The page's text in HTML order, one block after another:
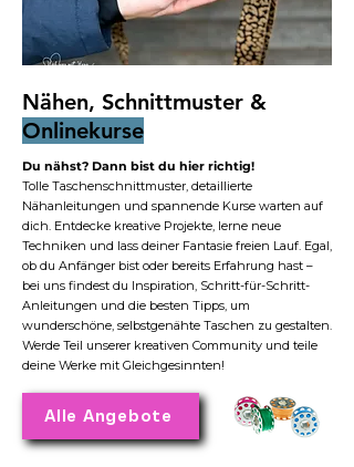
Nähen, Schnittmuster &
Onlinekurse
Du nähst? Dann bist du hier richtig!
Tolle Taschenschnittmuster, detaillierte
Nähanleitungen und spannende Kurse warten auf
dich. Entdecke kreative Projekte, lerne neue
Techniken und lass deiner Fantasie freien Lauf. Egal,
ob du Anfänger bist oder bereits Erfahrung hast –
bei uns findest du Inspiration, Schritt-für-Schritt-
Anleitungen und die besten Tipps, um
wunderschöne, selbstgenähte Taschen zu gestalten.
Werde Teil unserer kreativen Community und teile
deine Werke mit Gleichgesinnten!
Alle Angebote